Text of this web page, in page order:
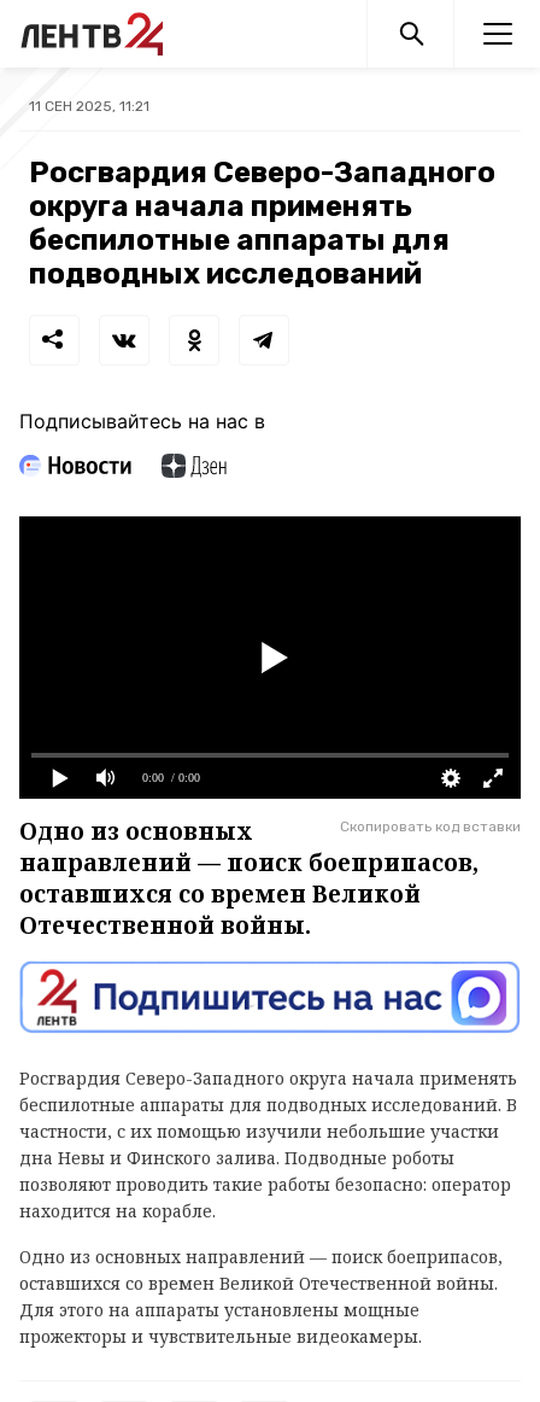
11 СЕН 2025, 11:21
Росгвардия Северо-Западного
округа начала применять
беспилотные аппараты для
подводных исследований
Подписывайтесь на нас в
0:00 / 0:00
Скопировать код вставки
Одно из основных
направлений — поиск боеприпасов,
оставшихся со времен Великой
Отечественной войны.
Росгвардия Северо-Западного округа начала применять
беспилотные аппараты для подводных исследований. В
частности, с их помощью изучили небольшие участки
дна Невы и Финского залива. Подводные роботы
позволяют проводить такие работы безопасно: оператор
находится на корабле.
Одно из основных направлений — поиск боеприпасов,
оставшихся со времен Великой Отечественной войны.
Для этого на аппараты установлены мощные
прожекторы и чувствительные видеокамеры.